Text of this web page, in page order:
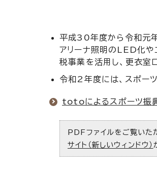
平成30年度から令和元
アリーナ照明のLED化や
税事業を活用し、更衣室
令和2年度には、スポー
totoによるスポーツ振
PDFファイルをご覧いた
サイト（新しいウィンドウ）